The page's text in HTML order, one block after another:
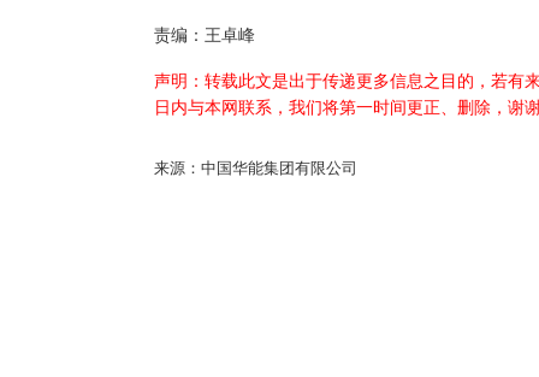
责编：王卓峰
声明：转载此文是出于传递更多信息之目的，若有
日内与本网联系，我们将第一时间更正、删除，谢
来源：中国华能集团有限公司